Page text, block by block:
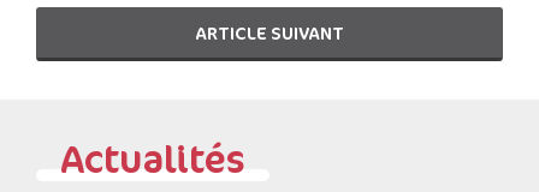
ARTICLE SUIVANT
Actualités